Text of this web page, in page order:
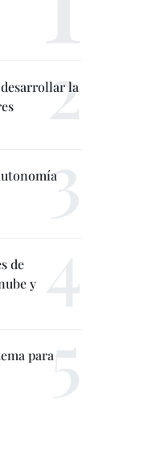
la
de
y
para